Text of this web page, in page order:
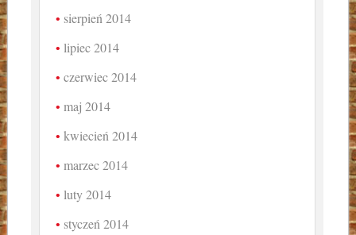
sierpień 2014
lipiec 2014
czerwiec 2014
maj 2014
kwiecień 2014
marzec 2014
luty 2014
styczeń 2014